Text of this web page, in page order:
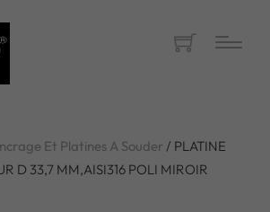
Et Platines A Souder/ PLATINE
D 33,7 MM,AISI316 POLI MIROIR